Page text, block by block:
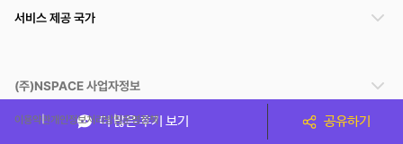
더 많은 후기 보기 공유하기
서비스 제공 국가
(주)NSPACE 사업자정보
이용약관개인정보처리방침운영정책
스페이스클라우드는 통신판매중개자이며 통신판매의 당사자가 아닙니다. 따라서 스페이스클